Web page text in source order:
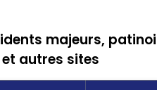
majeurs,
autres sites